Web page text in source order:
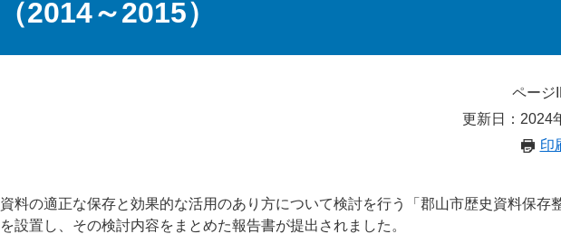
（2014～2015）
ページ
更新日：2024
印
料の適正な保存と効果的な活用のあり方について検討を行う「郡山市歴史資料保存
設置し、その検討内容をまとめた報告書が提出されました。